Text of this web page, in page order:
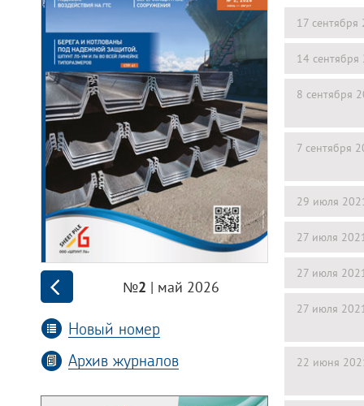
№2 | май 2026
Новый номер
Архив журналов
17 сентября
14 сентября
8 сентября
7 сентября
29 июля
27 июля
27 июля
27 июля
22 июня